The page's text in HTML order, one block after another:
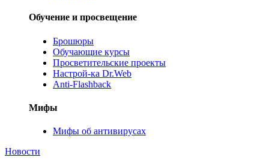
Обучение и просвещение
Брошюры
Обучающие курсы
Просветительские проекты
Настрой-ка Dr.Web
Anti-Flashback
Мифы
Мифы об антивирусах
Новости